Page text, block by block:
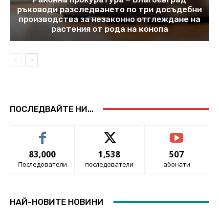
ръководи разследването по три досъдебни
производства за незаконно отглеждане на
растения от рода на конопа
ПОСЛЕДВАЙТЕ НИ...
83,000
Последователи
1,538
последователи
507
абонати
НАЙ-НОВИТЕ НОВИНИ